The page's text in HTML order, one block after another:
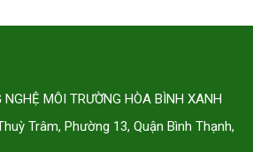
MÔI TRƯỜNG HÒA BÌNH XANH
Trâm, Phường 13, Quận Bình Thạnh,